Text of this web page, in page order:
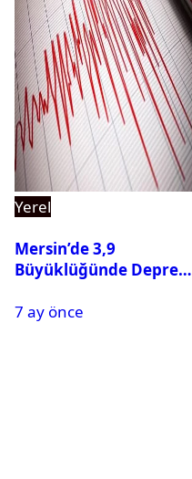
Yerel
Mersin’de 3,9
Büyüklüğünde Deprem
7 ay önce